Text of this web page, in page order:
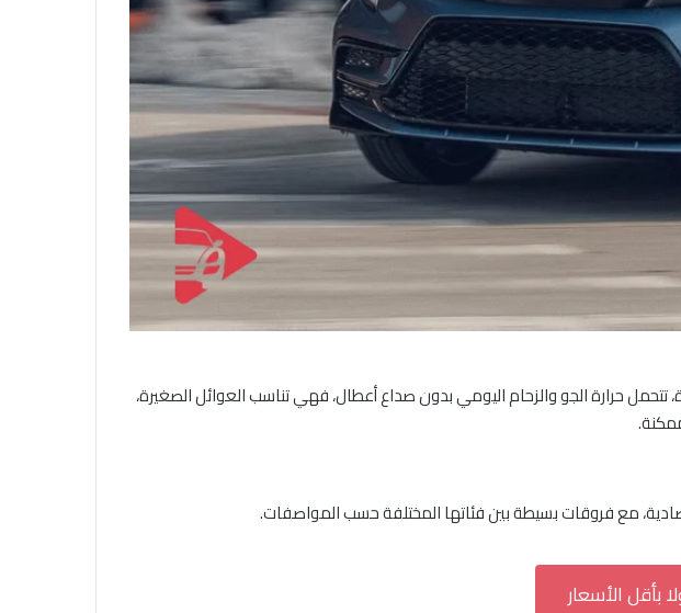
حرارة الجو والزحام اليومي بدون صداع أعطال، فهي تناسب العوائل الصغيرة،
بأقل الأسعار